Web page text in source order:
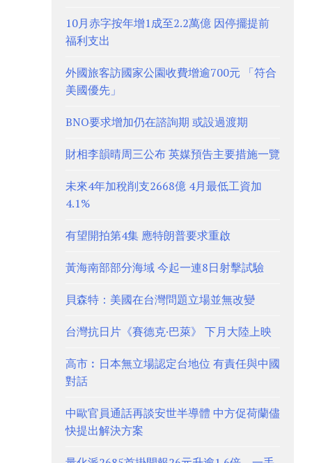
10月赤字按年增1成至2.2萬億 因停擺提前
福利支出
外國旅客訪國家公園收費增逾700元 「符合
美國優先」
BNO要求增加仍在諮詢期 或設過渡期
財相李韻晴周三公布 英媒預告主要措施一覽
未來4年加稅削支2668億 4月最低工資加
4.1%
有望開拍第4集 應特朗普要求重啟
黃海南部部分海域 今起一連8日射擊試驗
貝森特：美國在台灣問題立場並無改變
台灣抗日片《賽德克·巴萊》 下月大陸上映
高市︰日本無立場認定台地位 有責任與中國
對話
中歐官員通話再談安世半導體 中方促荷蘭儘
快提出解決方案